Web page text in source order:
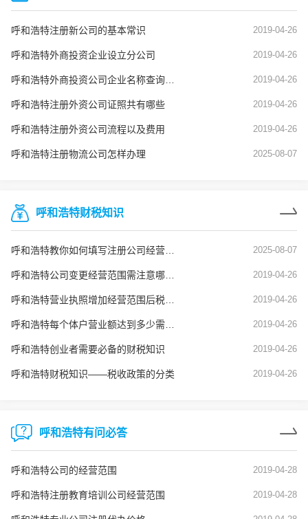
呼和浩特注册新公司的基本常识 2019-04-26
呼和浩特外商投资企业设立分公司 2019-04-26
呼和浩特外商投资公司企业名称查询审核 2019-04-26
呼和浩特注册外资公司证照共有哪些 2019-04-26
呼和浩特注册外资公司流程以及费用 2019-04-26
呼和浩特注册物流公司怎样办理 2025-08-07
呼和浩特财税知识
呼和浩特教你如何填写注册公司经营范围 2025-08-07
呼和浩特公司变更经营范围需注意哪些问题？ 2019-04-26
呼和浩特营业执照增加经营范围后税务也要变更吗？ 2019-04-26
呼和浩特每个体户营业额达到多少需要建账？ 2019-04-26
呼和浩特创业者需要必备的财税知识 2019-04-26
呼和浩特财税知识——税收政策的分类 2019-04-26
呼和浩特有问必答
呼和浩特公司的经营范围 2019-04-28
呼和浩特注册教育培训公司经营范围 2019-04-28